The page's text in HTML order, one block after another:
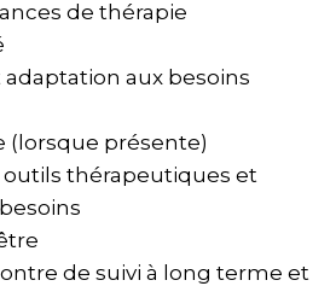
de thérapie
adaptation aux besoins
(lorsque présente)
outils thérapeutiques et
de suivi à long terme et